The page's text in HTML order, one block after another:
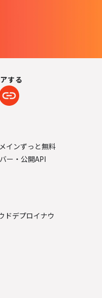
する
インずっと無料
ー・公開API
ドデプロイナウ